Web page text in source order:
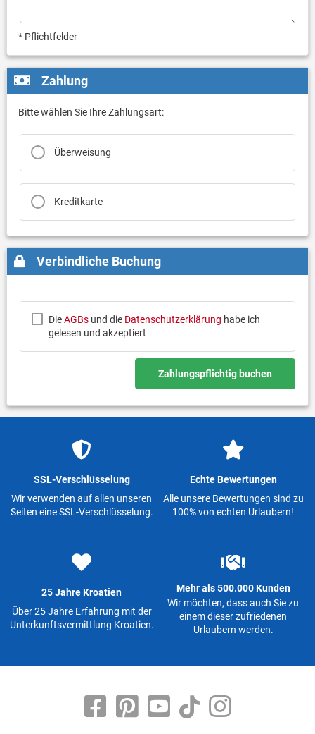
* Pflichtfelder
Zahlung
Bitte wählen Sie Ihre Zahlungsart:
Überweisung
Kreditkarte
Verbindliche Buchung
DieAGBsund die Datenschutzerklärung habe ich
gelesen und akzeptiert
Zahlungspflichtig buchen
SSL-Verschlüsselung
Wir verwenden auf allen unseren
Seiten eine SSL-Verschlüsselung.
Echte Bewertungen
Alle unsere Bewertungen sind zu
100% von echten Urlaubern!
25 Jahre Kroatien
Über 25 Jahre Erfahrung mit der
Unterkunftsvermittlung Kroatien.
Mehr als 500.000 Kunden
Wir möchten, dass auch Sie zu
einem dieser zufriedenen
Urlaubern werden.